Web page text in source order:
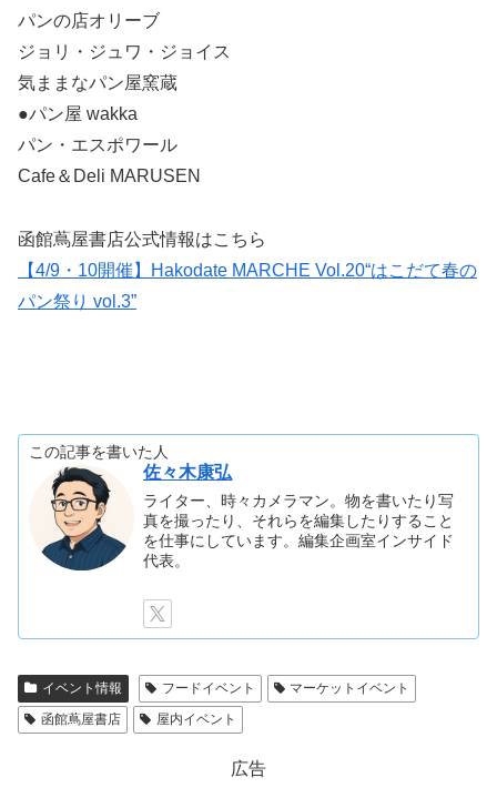
パンの店オリーブ
ジョリ・ジュワ・ジョイス
気ままなパン屋窯蔵
●パン屋 wakka
パン・エスポワール
Cafe＆Deli MARUSEN
函館蔦屋書店公式情報はこちら
【4/9・10開催】Hakodate MARCHE Vol.20“はこだて春の
パン祭り vol.3”
この記事を書いた人
佐々木康弘
ライター、時々カメラマン。物を書いたり写
真を撮ったり、それらを編集したりすること
を仕事にしています。編集企画室インサイド
代表。
イベント情報 フードイベント
マーケットイベント
函館蔦屋書店
屋内イベント
広告